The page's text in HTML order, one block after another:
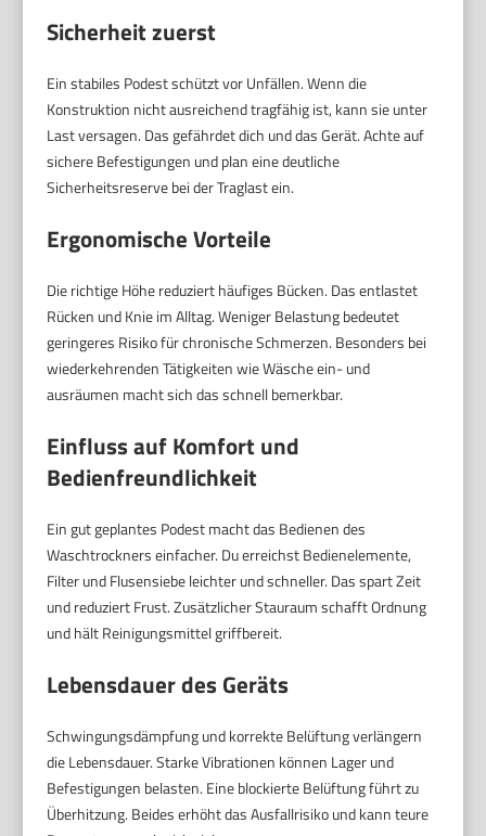
Sicherheit zuerst
Ein stabiles Podest schützt vor Unfällen. Wenn die
Konstruktion nicht ausreichend tragfähig ist, kann sie unter
Last versagen. Das gefährdet dich und das Gerät. Achte auf
sichere Befestigungen und plan eine deutliche
Sicherheitsreserve bei der Traglast ein.
Ergonomische Vorteile
Die richtige Höhe reduziert häufiges Bücken. Das entlastet
Rücken und Knie im Alltag. Weniger Belastung bedeutet
geringeres Risiko für chronische Schmerzen. Besonders bei
wiederkehrenden Tätigkeiten wie Wäsche ein- und
ausräumen macht sich das schnell bemerkbar.
Einfluss auf Komfort und
Bedienfreundlichkeit
Ein gut geplantes Podest macht das Bedienen des
Waschtrockners einfacher. Du erreichst Bedienelemente,
Filter und Flusensiebe leichter und schneller. Das spart Zeit
und reduziert Frust. Zusätzlicher Stauraum schafft Ordnung
und hält Reinigungsmittel griffbereit.
Lebensdauer des Geräts
Schwingungsdämpfung und korrekte Belüftung verlängern
die Lebensdauer. Starke Vibrationen können Lager und
Befestigungen belasten. Eine blockierte Belüftung führt zu
Überhitzung. Beides erhöht das Ausfallrisiko und kann teure